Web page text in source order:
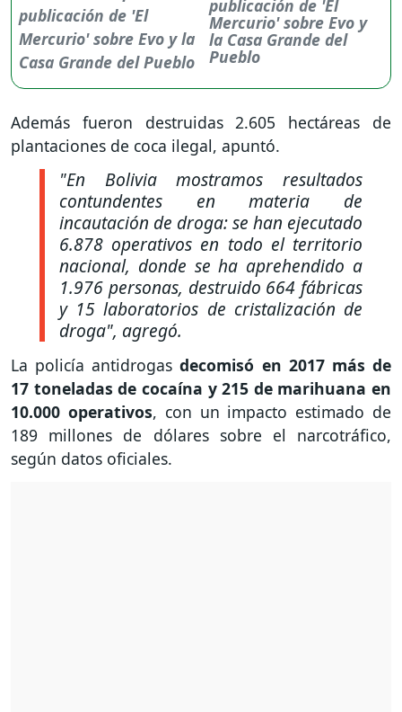
publicación de 'El
Mercurio' sobre Evo y
la Casa Grande del
Pueblo
Además fueron destruidas 2.605 hectáreas de
plantaciones de coca ilegal, apuntó.
"En Bolivia mostramos resultados
contundentes en materia de
incautación de droga: se han ejecutado
6.878 operativos en todo el territorio
nacional, donde se ha aprehendido a
1.976 personas, destruido 664 fábricas
y 15 laboratorios de cristalización de
droga", agregó.
La policía antidrogasdecomisó en 2017 más de
17 toneladas de cocaína y 215 de marihuana en
10.000 operativos, con un impacto estimado de
189 millones de dólares sobre el narcotráfico,
según datos oficiales.